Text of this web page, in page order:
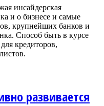
инсайдерская
и о бизнесе и самые
крупнейших банков и
Способ быть в курсе
кредиторов,
развивается